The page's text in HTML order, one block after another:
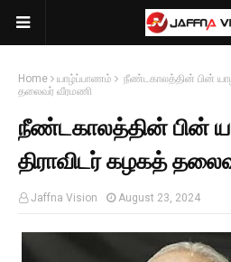
Home யாழ்ப்பாணம்
நீண்டகாலத்தின் பின்
தலைவர் வீரமணி
நீண்டகாலத்தின் பின்
திராவிடர் கழகத்
Jaffna Vision August 23, 2024